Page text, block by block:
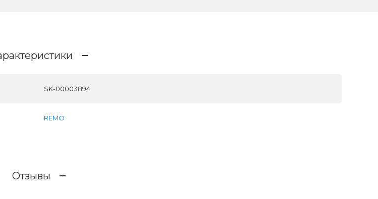
SK-00003894
REMO
Отзывы